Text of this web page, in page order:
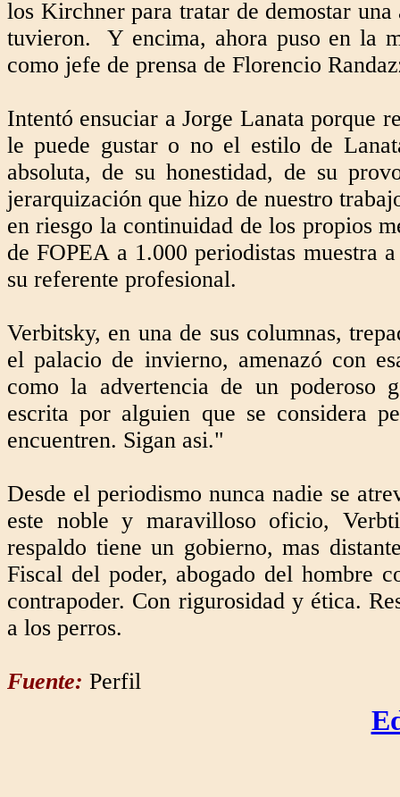
los Kirchner para tratar de demostar
tuvieron. Y encima, ahora puso en la
como jefe de prensa de Florencio
Intentó ensuciar a Jorge Lanata porque
le puede gustar o no el estilo de
absoluta, de su honestidad, de su
jerarquización que hizo de nuestro
en riesgo la continuidad de los propios
de FOPEA a 1.000 periodistas muestra
su referente profesional.
Verbitsky, en una de sus columnas,
el palacio de invierno, amenazó con
como la advertencia de un poderoso
escrita por alguien que se considera
encuentren. Sigan asi."
Desde el periodismo nunca nadie se
este noble y maravilloso oficio,
respaldo tiene un gobierno, mas
Fiscal del poder, abogado del hombre
contrapoder. Con rigurosidad y ética.
a los perros.
Fuente: Perfil